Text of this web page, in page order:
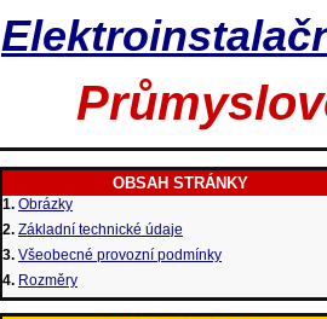
OBSAH STRÁNKY
1. Obrázky
2. Základní technické údaje
3. Všeobecné provozní podmínky
4. Rozměry